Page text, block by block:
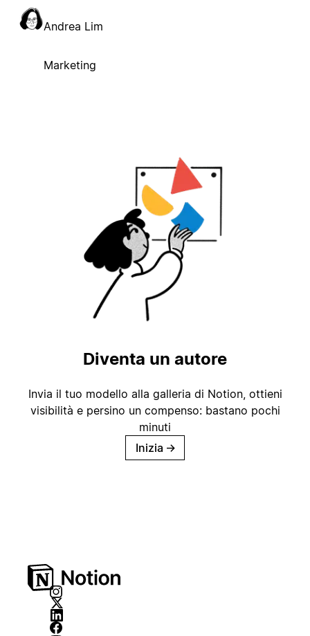
Andrea Lim
Marketing
Diventa un autore
Invia il tuo modello alla galleria di Notion, ottieni
visibilità e persino un compenso: bastano pochi
minuti
Inizia →